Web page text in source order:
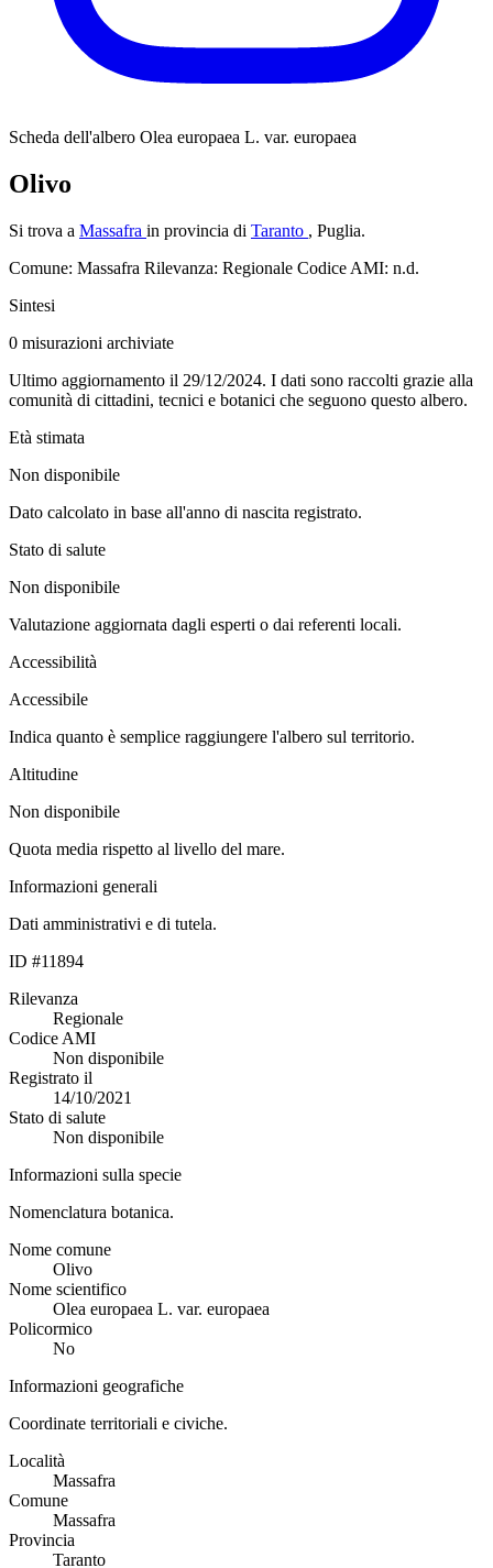
Scheda dell'albero Olea europaea L. var. europaea
Olivo
Si trova a Massafra in provincia di Taranto , Puglia.
Comune: Massafra Rilevanza: Regionale Codice AMI: n.d.
Sintesi
0 misurazioni archiviate
Ultimo aggiornamento il 29/12/2024. I dati sono raccolti grazie alla
comunità di cittadini, tecnici e botanici che seguono questo albero.
Età stimata
Non disponibile
Dato calcolato in base all'anno di nascita registrato.
Stato di salute
Non disponibile
Valutazione aggiornata dagli esperti o dai referenti locali.
Accessibilità
Accessibile
Indica quanto è semplice raggiungere l'albero sul territorio.
Altitudine
Non disponibile
Quota media rispetto al livello del mare.
Informazioni generali
Dati amministrativi e di tutela.
ID #11894
Rilevanza
Regionale
Codice AMI
Non disponibile
Registrato il
14/10/2021
Stato di salute
Non disponibile
Informazioni sulla specie
Nomenclatura botanica.
Nome comune
Olivo
Nome scientifico
Olea europaea L. var. europaea
Policormico
No
Informazioni geografiche
Coordinate territoriali e civiche.
Località
Massafra
Comune
Massafra
Provincia
Taranto